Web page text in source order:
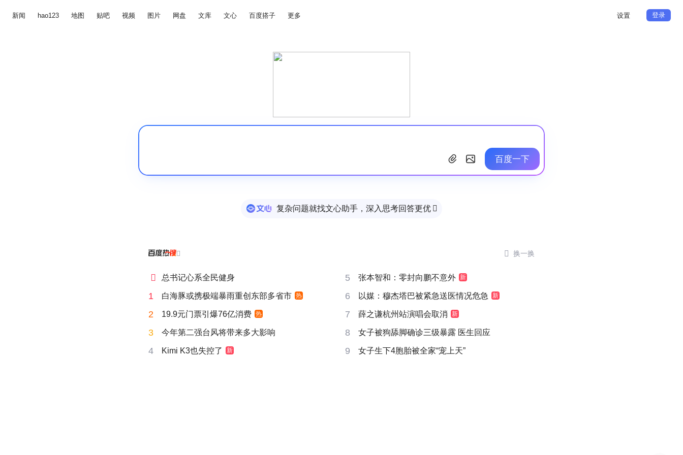
新闻 hao123 地图 贴吧 视频 图片 网盘 文库 文心 百度搭子 更多 设置 登录
百度一下
复杂问题就找文心助手，深入思考回答更优 
  换一换
 总书记心系全民健身 5 张本智和：零封向鹏不意外 新
1 白海豚或携极端暴雨重创东部多省市 热 6 以媒：穆杰塔巴被紧急送医情况危急 新
2 19.9元门票引爆76亿消费 热 7 薛之谦杭州站演唱会取消 新
3 今年第二强台风将带来多大影响 8 女子被狗舔脚确诊三级暴露 医生回应
4 Kimi K3也失控了 新 9 女子生下4胞胎被全家“宠上天”